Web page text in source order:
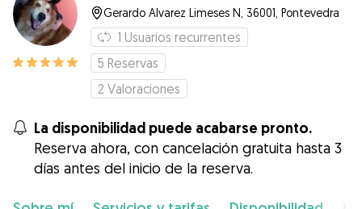
Gerardo Alvarez Limeses N, 36001, Pontevedra
1 Usuarios recurrentes
5 Reservas
2 Valoraciones
La disponibilidad puede acabarse pronto.
Reserva ahora, con cancelación gratuita hasta 3
días antes del inicio de la reserva.